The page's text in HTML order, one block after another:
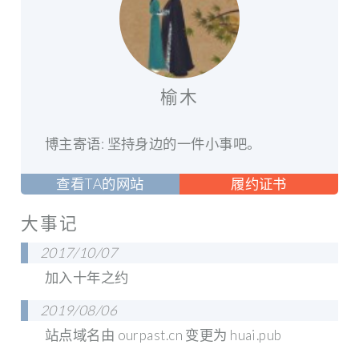
榆木
博主寄语: 坚持身边的一件小事吧。
查看TA的网站 履约证书
大事记
2017/10/07
加入十年之约
2019/08/06
站点域名由 ourpast.cn 变更为 huai.pub